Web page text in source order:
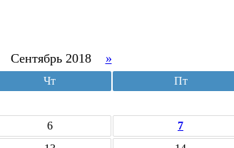
Сентябрь 2018 »
Чт Пт
6 7